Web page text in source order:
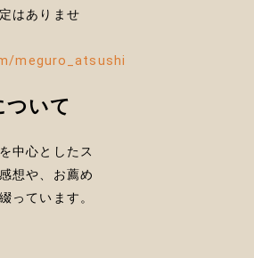
はありませ
meguro_atsushi
ついて
中心としたス
想や、お薦め
っています。